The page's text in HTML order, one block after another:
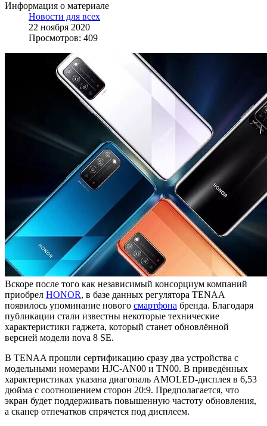
Информация о материале
Новости для всех
22 ноября 2020
Просмотров: 409
Вскоре после того как независимый консорциум компаний
приобрел HONOR, в базе данных регулятора TENAA
появилось упоминание нового смартфона бренда. Благодаря
публикации стали известны некоторые технические
характеристики гаджета, который станет обновлённой
версией модели nova 8 SE.
В TENAA прошли сертификацию сразу два устройства с
модельными номерами HJC-AN00 и TN00. В приведённых
характеристиках указана диагональ AMOLED-дисплея в 6,53
дюйма с соотношением сторон 20:9. Предполагается, что
экран будет поддерживать повышенную частоту обновления,
а сканер отпечатков спрячется под дисплеем.